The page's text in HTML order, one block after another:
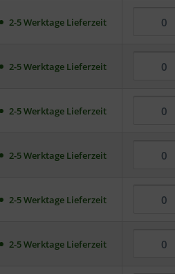
2-5 Werktage Lieferzeit
2-5 Werktage Lieferzeit
2-5 Werktage Lieferzeit
2-5 Werktage Lieferzeit
2-5 Werktage Lieferzeit
2-5 Werktage Lieferzeit